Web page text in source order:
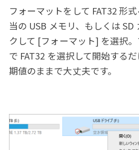
フォーマットをして FAT32 形
当の USB メモリ、もしくは SD
クして [フォーマット] を選択
で FAT32 を選択して開始する
期値のままで大丈夫です。